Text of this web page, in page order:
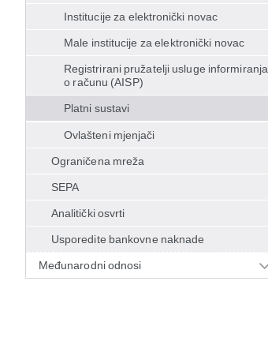
Institucije za elektronički novac
Male institucije za elektronički novac
Registrirani pružatelji usluge informiranja
o računu (AISP)
Platni sustavi
Ovlašteni mjenjači
Ograničena mreža
SEPA
Analitički osvrti
Usporedite bankovne naknade
Međunarodni odnosi